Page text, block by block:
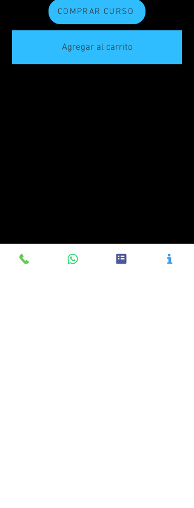
COMPRAR CURSO
Agregar al carrito